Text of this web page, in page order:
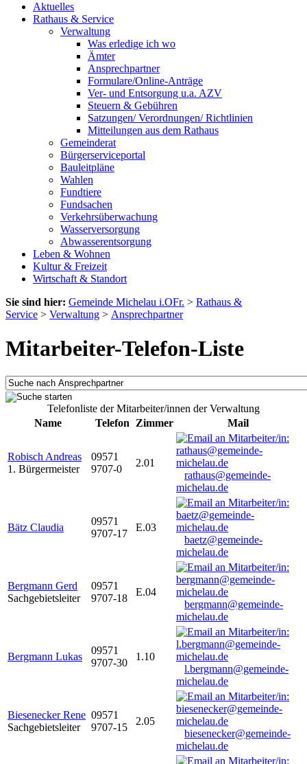
Aktuelles
Rathaus & Service
Verwaltung
Was erledige ich wo
Ämter
Ansprechpartner
Formulare/Online-Anträge
Ver- und Entsorgung u.a. AZV
Steuern & Gebühren
Satzungen/ Verordnungen/ Richtlinien
Mitteilungen aus dem Rathaus
Gemeinderat
Bürgerserviceportal
Bauleitpläne
Wahlen
Fundtiere
Fundsachen
Verkehrsüberwachung
Wasserversorgung
Abwasserentsorgung
Leben & Wohnen
Kultur & Freizeit
Wirtschaft & Standort
Sie sind hier: Gemeinde Michelau i.OFr. > Rathaus &
Service > Verwaltung > Ansprechpartner
Mitarbeiter-Telefon-Liste
Telefonliste der Mitarbeiter/innen der Verwaltung
Name
Telefon Zimmer Mail
Robisch Andreas
1. Bürgermeister
09571
9707-0
2.01
rathaus@gemeinde-
michelau.de
Bätz Claudia
09571
9707-17
E.03
baetz@gemeinde-
michelau.de
Bergmann Gerd
Sachgebietsleiter
09571
9707-18
E.04
bergmann@gemeinde-
michelau.de
Bergmann Lukas
09571
9707-30
1.10
l.bergmann@gemeinde-
michelau.de
Biesenecker Rene
Sachgebietsleiter
09571
9707-15
2.05
biesenecker@gemeinde-
michelau.de